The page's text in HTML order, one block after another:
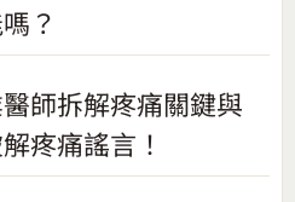
？
師拆解疼痛關鍵與
疼痛謠言！